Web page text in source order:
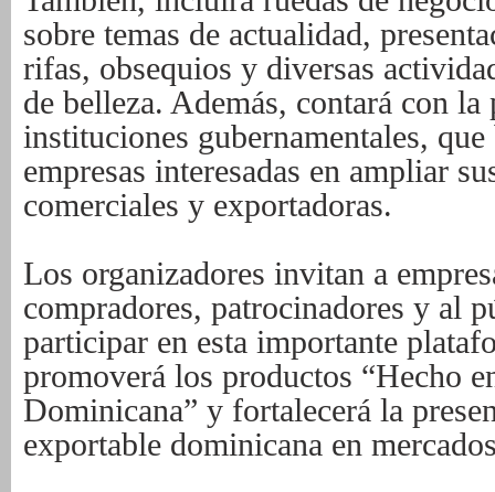
sobre temas de actualidad,
rifas, obsequios y diversas
de belleza. Además, contará con la
instituciones gubernamentales,
empresas interesadas en ampliar
comerciales y exportadoras.
Los organizadores invitan a
compradores, patrocinadores y al
participar en esta importante
promoverá los productos “Hecho
Dominicana” y fortalecerá la
exportable dominicana en